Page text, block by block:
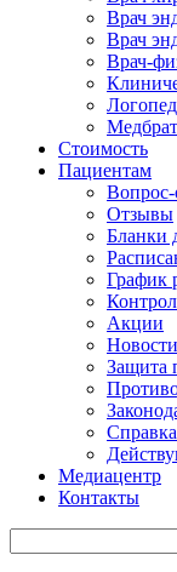
Врач
Врач
Врач-
Стоимость
Пациентам
Вопрос-
Отзывы
Бланки
График
Акции
Новости
Защита
Медиацентр
Контакты